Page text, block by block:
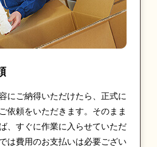
にご納得いただけたら、正式に
依頼をいただきます。そのまま
、すぐに作業に入らせていただ
は費用のお支払いは必要ござい